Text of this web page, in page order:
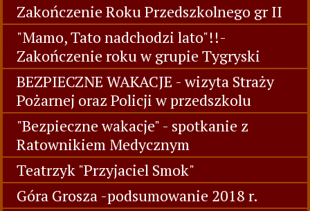
Zakończenie Roku Przedszkolnego gr II
"Mamo, Tato nadchodzi lato"!!-
Zakończenie roku w grupie Tygryski
BEZPIECZNE WAKACJE - wizyta Straży
Pożarnej oraz Policji w przedszkolu
"Bezpieczne wakacje" - spotkanie z
Ratownikiem Medycznym
Teatrzyk "Przyjaciel Smok"
Góra Grosza -podsumowanie 2018 r.